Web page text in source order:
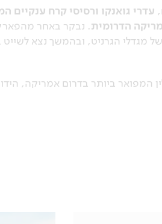
עדרי גואנקו ורסיסי קרח
הדרומית. נבקר באחר
מגדלי הגרניט, ובהמשך נצא
המפואר ביותר בדרום אמריקה,